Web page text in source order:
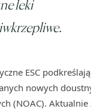
leki
ESC
nowych
(NOAC). Aktualnie